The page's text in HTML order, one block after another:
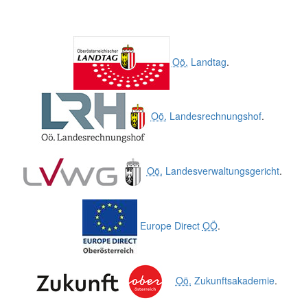
Oö. Landtag.
Oö. Landesrechnungshof.
Oö. Landesverwaltungsgericht.
Europe Direct OÖ.
Oö. Zukunftsakademie.